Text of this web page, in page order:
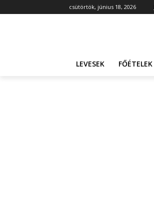
csütörtök, június 18, 2026
LEVESEK FŐÉTELEK